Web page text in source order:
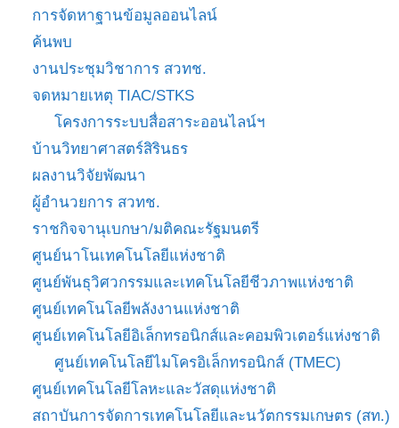
การจัดหาฐานข้อมูลออนไลน์
ค้นพบ
งานประชุมวิชาการ สวทช.
จดหมายเหตุ TIAC/STKS
โครงการระบบสื่อสาระออนไลน์ฯ
บ้านวิทยาศาสตร์สิรินธร
ผลงานวิจัยพัฒนา
ผู้อำนวยการ สวทช.
ราชกิจจานุเบกษา/มติคณะรัฐมนตรี
ศูนย์นาโนเทคโนโลยีแห่งชาติ
ศูนย์พันธุวิศวกรรมและเทคโนโลยีชีวภาพแห่งชาติ
ศูนย์เทคโนโลยีพลังงานแห่งชาติ
ศูนย์เทคโนโลยีอิเล็กทรอนิกส์และคอมพิวเตอร์แห่งชาติ
ศูนย์เทคโนโลยีไมโครอิเล็กทรอนิกส์ (TMEC)
ศูนย์เทคโนโลยีโลหะและวัสดุแห่งชาติ
สถาบันการจัดการเทคโนโลยีและนวัตกรรมเกษตร (สท.)